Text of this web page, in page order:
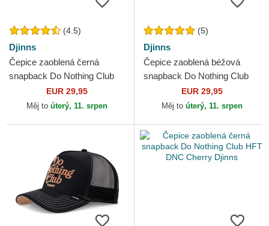
(4.5)
Djinns
Čepice zaoblená černá
snapback Do Nothing Club
HFT DNC 3.0 Hairy Suede
Djinns
EUR 29,95
Měj to úterý, 11. srpen
(5)
Djinns
Čepice zaoblená béžová
snapback Do Nothing Club
HFT DNC 3.0 Hairy Suede
Djinns
EUR 29,95
Měj to úterý, 11. srpen